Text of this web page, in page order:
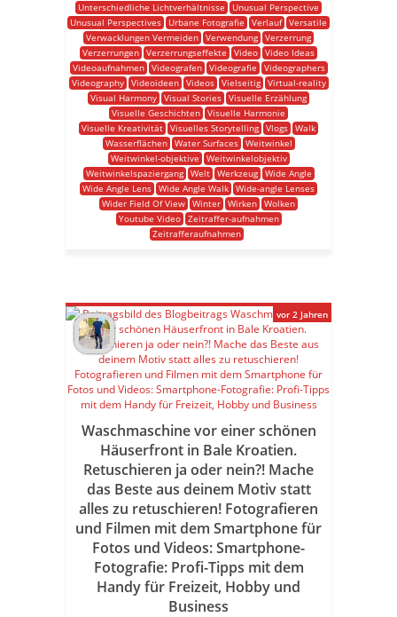
Unterschiedliche Lichtverhältnisse
Unusual Perspective
Unusual Perspectives
Urbane Fotografie Verlauf Versatile
Verwacklungen Vermeiden Verwendung Verzerrung
Verzerrungen Verzerrungseffekte Video Video Ideas
Videoaufnahmen
Videografen Videografie
Videographers
Videography
Videoideen Videos Vielseitig
Virtual-reality
Visual Harmony Visual Stories Visuelle Erzählung
Visuelle Geschichten Visuelle Harmonie
Visuelle Kreativität Visuelles Storytelling Vlogs Walk
Wasserflächen
Water Surfaces
Weitwinkel
Weitwinkel-objektive
Weitwinkelobjektiv
Weitwinkelspaziergang
Welt Werkzeug
Wide Angle
Wide Angle Lens Wide Angle Walk Wide-angle Lenses
Wider Field Of View Winter Wirken Wolken
Youtube Video
Zeitraffer-aufnahmen
Zeitrafferaufnahmen
Waschmaschine vor einer schönen
Häuserfront in Bale Kroatien.
Retuschieren ja oder nein?! Mache
das Beste aus deinem Motiv statt
alles zu retuschieren! Fotografieren
und Filmen mit dem Smartphone für
Fotos und Videos: Smartphone-
Fotografie: Profi-Tipps mit dem
Handy für Freizeit, Hobby und
Business
vor 2 Jahren